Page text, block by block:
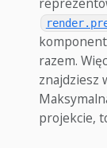
razem.
znajdziesz
projekcie,